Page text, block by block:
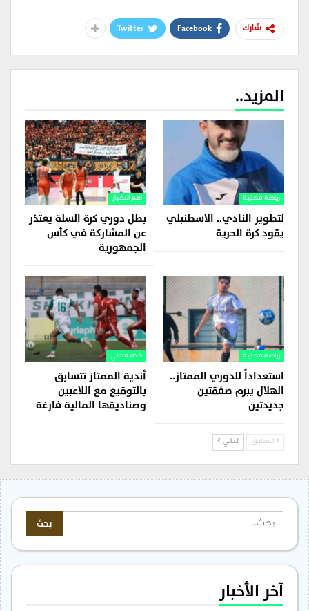
شارك Facebook
Twitter
المزيد..
رياضة محلية
لتطوير النادي.. الاسطنبلي
يقود كرة الحرية
اهم الاخبار
بطل دوري كرة السلة يعتذر
عن المشاركة في كأس
الجمهورية
رياضة محلية
استعداداً للدوري الممتاز..
الهلال يبرم صفقتين
جديدتين
قدم محلي
أندية الممتاز تتسابق
بالتوقيع مع اللاعبين
وصناديقها المالية فارغة
السابق التالي
آخر الأخبار